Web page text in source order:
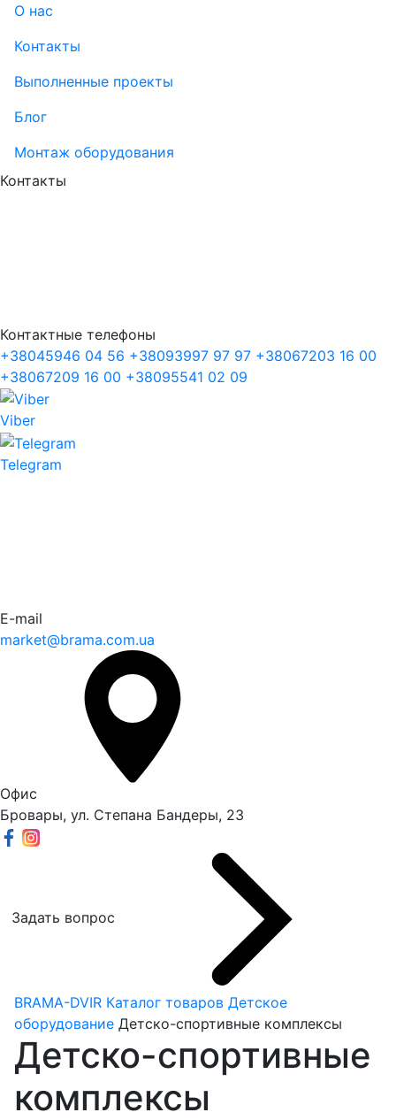
О нас
Контакты
Выполненные проекты
Блог
Монтаж оборудования
Контакты
Контактные телефоны
+38045946 04 56 +38093997 97 97 +38067203 16 00
+38067209 16 00 +38095541 02 09
Viber
Telegram
E-mail
market@brama.com.ua
Офис
Бровары, ул. Степана Бандеры, 23
Задать вопрос
BRAMA-DVIR Каталог товаров Детское
оборудование Детско-спортивные комплексы
Детско-спортивные
комплексы